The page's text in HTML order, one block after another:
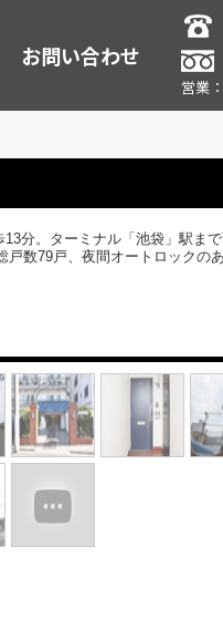
お問い合わせ
営業
分。ターミナル「池袋」駅ま
数79戸、夜間オートロックの